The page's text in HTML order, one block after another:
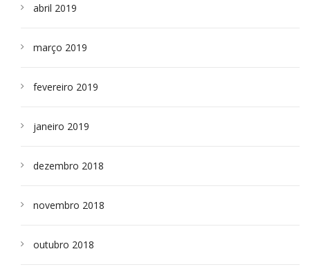
abril 2019
março 2019
fevereiro 2019
janeiro 2019
dezembro 2018
novembro 2018
outubro 2018